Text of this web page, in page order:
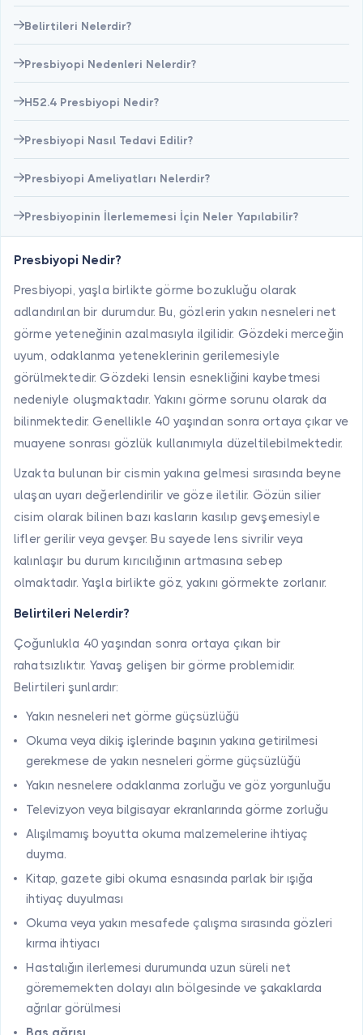
Belirtileri Nelerdir?
Presbiyopi Nedenleri Nelerdir?
H52.4 Presbiyopi Nedir?
Presbiyopi Nasıl Tedavi Edilir?
Presbiyopi Ameliyatları Nelerdir?
Presbiyopinin İlerlememesi İçin Neler Yapılabilir?
Presbiyopi Nedir?
Presbiyopi, yaşla birlikte görme bozukluğu olarak
adlandırılan bir durumdur. Bu, gözlerin yakın nesneleri net
görme yeteneğinin azalmasıyla ilgilidir. Gözdeki merceğin
uyum, odaklanma yeteneklerinin gerilemesiyle
görülmektedir. Gözdeki lensin esnekliğini kaybetmesi
nedeniyle oluşmaktadır. Yakını görme sorunu olarak da
bilinmektedir. Genellikle 40 yaşından sonra ortaya çıkar ve
muayene sonrası gözlük kullanımıyla düzeltilebilmektedir.
Uzakta bulunan bir cismin yakına gelmesi sırasında beyne
ulaşan uyarı değerlendirilir ve göze iletilir. Gözün silier
cisim olarak bilinen bazı kasların kasılıp gevşemesiyle
lifler gerilir veya gevşer. Bu sayede lens sivrilir veya
kalınlaşır bu durum kırıcılığının artmasına sebep
olmaktadır. Yaşla birlikte göz, yakını görmekte zorlanır.
Belirtileri Nelerdir?
Çoğunlukla 40 yaşından sonra ortaya çıkan bir
rahatsızlıktır. Yavaş gelişen bir görme problemidir.
Belirtileri şunlardır:
Yakın nesneleri net görme güçsüzlüğü
Okuma veya dikiş işlerinde başının yakına getirilmesi
gerekmese de yakın nesneleri görme güçsüzlüğü
Yakın nesnelere odaklanma zorluğu ve göz yorgunluğu
Televizyon veya bilgisayar ekranlarında görme zorluğu
Alışılmamış boyutta okuma malzemelerine ihtiyaç
duyma.
Kitap, gazete gibi okuma esnasında parlak bir ışığa
ihtiyaç duyulması
Okuma veya yakın mesafede çalışma sırasında gözleri
kırma ihtiyacı
Hastalığın ilerlemesi durumunda uzun süreli net
görememekten dolayı alın bölgesinde ve şakaklarda
ağrılar görülmesi